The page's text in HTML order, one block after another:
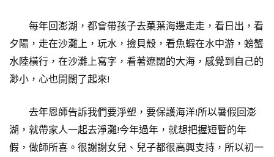
每年回澎湖，都會帶孩子去菓葉海邊走走，看日出，看
夕陽，走在沙灘上，玩水，撿貝殼，看魚蝦在水中游，螃蟹
水陸橫行，在沙灘上寫字，看著遼闊的大海，感覺到自己的
渺小，心也開闊了起來!
去年恩師告訴我們要淨塑，要保護海洋!所以暑假回澎
湖，就帶家人一起去淨灘!今年過年，就想把握短暫的年
假，做師所喜。很謝謝女兒、兒子都很高興支持，所以初一